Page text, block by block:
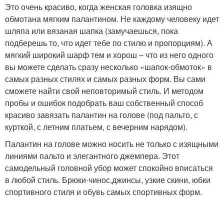
Это очень красиво, когда женская головка изящно
обмотана мягким палантином. Не каждому человеку идет
шляпа или вязаная шапка (замучаешься, пока
подберешь то, что идет тебе по стилю и пропорциям). А
мягкий широкий шарф тем и хорош – что из него одного
вы можете сделать сразу несколько «шапок-обмоток» в
самых разных стилях и самых разных форм. Вы сами
сможете найти свой неповторимый стиль. И методом
пробы и ошибок подобрать ваш собственный способ
красиво завязать палантин на голове (под пальто, с
курткой, с летним платьем, с вечерним нарядом).
Палантин на голове можно носить не только с изящными
линиями пальто и элегантного джемпера. Этот
самодельный головной убор может спокойно вписаться
в любой стиль. Брюки-чинос,джинсы, узкие скини, юбки
спортивного стиля и обувь самых спортивных форм.